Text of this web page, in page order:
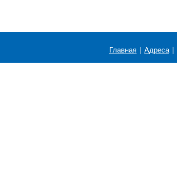
Главная | Адреса |